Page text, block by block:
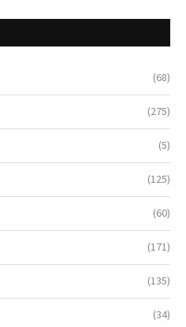
(68)
(275)
(5)
(125)
(60)
(171)
(135)
(34)